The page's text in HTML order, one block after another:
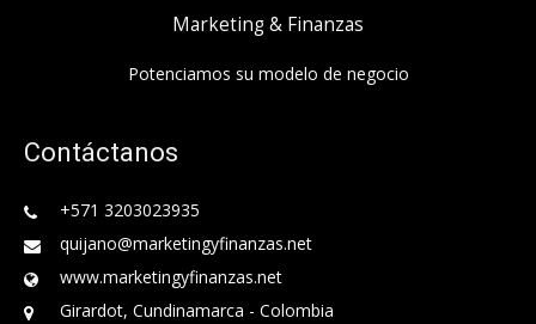
Marketing & Finanzas
Potenciamos su modelo de negocio
Contáctanos
+571 3203023935
quijano@marketingyfinanzas.net
www.marketingyfinanzas.net
Girardot, Cundinamarca - Colombia